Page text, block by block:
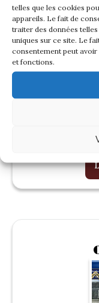
telles que les cookies
appareils. Le fait de
traiter des données
uniques sur ce site. Le
consentement peut
et fonctions.